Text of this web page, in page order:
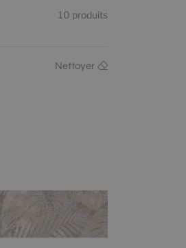
10 produits
Nettoyer